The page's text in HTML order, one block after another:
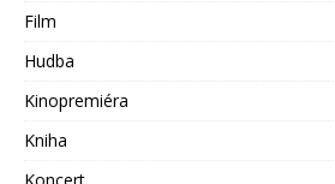
Film
Hudba
Kinopremiéra
Kniha
Koncert